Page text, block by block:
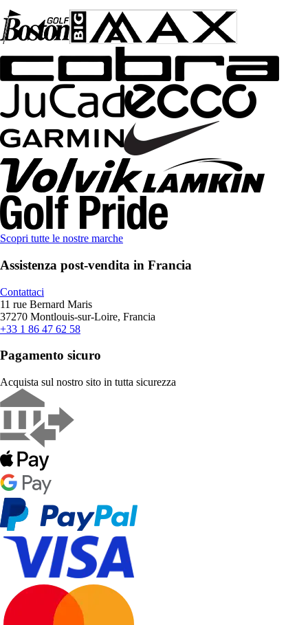
Scopri tutte le nostre marche
Assistenza post-vendita in Francia
Contattaci
11 rue Bernard Maris
37270 Montlouis-sur-Loire, Francia
+33 1 86 47 62 58
Pagamento sicuro
Acquista sul nostro sito in tutta sicurezza